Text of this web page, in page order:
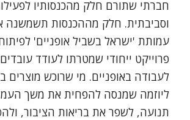
חברתי שתורם חלק מהכנסותיו
וסביבתית. חלק מההכנסות תשמשנה
עמותת 'ישראל בשביל אופניים'
פרוייקט ייחודי שמטרתו לעודד
לעבודה באופניים. מי שרוכש מוצרים
ליוזמה שמנסה להפחית את משך
תנועה, לשפר את בריאות הציבור,